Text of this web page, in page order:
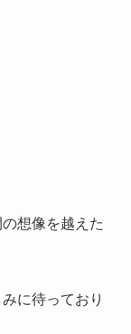
想像を越えた
に待っており